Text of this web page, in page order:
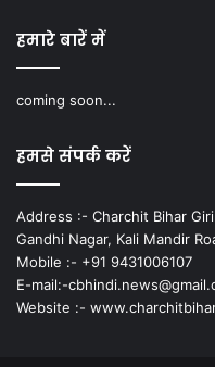
हमारे बारें में
coming soon...
हमसे संपर्क करें
Address :- Charchit Bihar
Gandhi Nagar, Kali Mandir
Mobile :- +91 9431006107
E-mail:-
Website :-